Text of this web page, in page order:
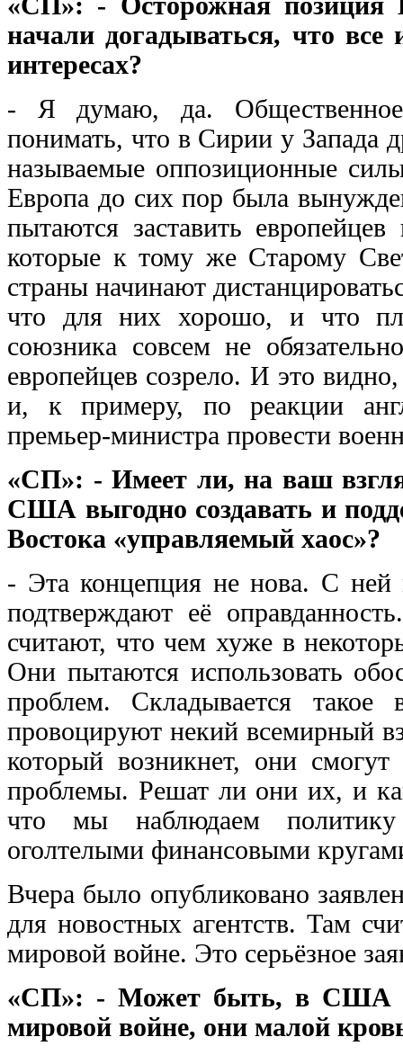
начали догадываться, что
интересах?
- Я думаю, да. Общественное
понимать, что в Сирии у Запада
называемые оппозиционные
Европа до сих пор была
пытаются заставить
которые к тому же Старому
страны начинают
что для них хорошо, и что
союзника совсем не
европейцев созрело. И это
и, к примеру, по реакции
премьер-министра провести
«СП»: - Имеет ли, на ваш
США выгодно создавать и
Востока «управляемый хаос»?
- Эта концепция не нова. С ней
подтверждают её
считают, что чем хуже в
Они пытаются использовать
проблем. Складывается такое
провоцируют некий всемирный
который возникнет, они
проблемы. Решат ли они их, и
что мы наблюдаем политику
оголтелыми финансовыми
Вчера было опубликовано
для новостных агентств. Там
мировой войне. Это серьёзное
«СП»: - Может быть, в США
мировой войне, они малой